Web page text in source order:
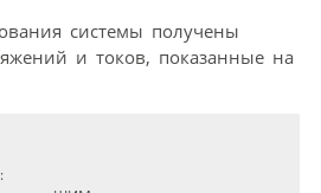
системы получены
и токов, показанные на